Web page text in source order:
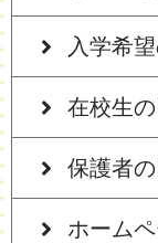
入学希
在校生
保護者
ホーム